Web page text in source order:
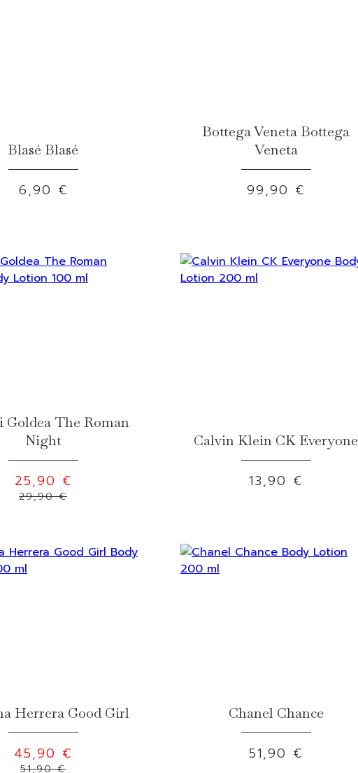
Blasé Blasé
6,90 €
Bottega Veneta Bottega
Veneta
99,90 €
Goldea The Roman
Night
25,90 €
29,90 €
Calvin Klein CK Everyone
13,90 €
Herrera Good Girl
45,90 €
51,90 €
Chanel Chance
51,90 €